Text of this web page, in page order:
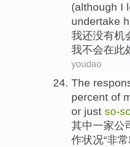
(although I
undertake
我还没有机
我不会在此
youdao
The
percent of
or just so-
其中一家公
作状况“非常